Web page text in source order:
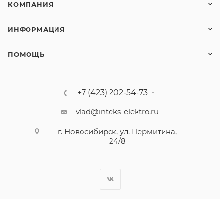
КОМПАНИЯ
ИНФОРМАЦИЯ
ПОМОЩЬ
+7 (423) 202-54-73
vlad@inteks-elektro.ru
г. Новосибирск, ул. Пермитина,
24/8